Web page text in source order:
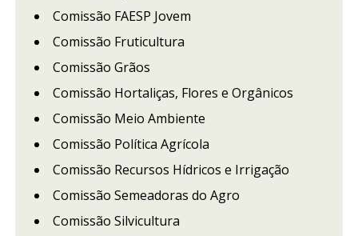
Comissão FAESP Jovem
Comissão Fruticultura
Comissão Grãos
Comissão Hortaliças, Flores e Orgânicos
Comissão Meio Ambiente
Comissão Política Agrícola
Comissão Recursos Hídricos e Irrigação
Comissão Semeadoras do Agro
Comissão Silvicultura